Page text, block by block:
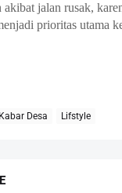
jalan rusak,
prioritas utama
Kabar Desa Lifstyle